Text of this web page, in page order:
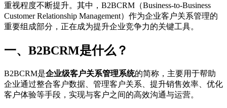
重视程度不断提升。其中，B2BCRM（Business-to-Business
Customer Relationship Management）作为企业客户关系管理的
重要组成部分，正在成为提升企业竞争力的关键工具。
一、B2BCRM是什么？
B2BCRM是企业级客户关系管理系统的简称，主要用于帮助
企业通过整合客户数据、管理客户关系、提升销售效率、优化
客户体验等手段，实现与客户之间的高效沟通与运营。